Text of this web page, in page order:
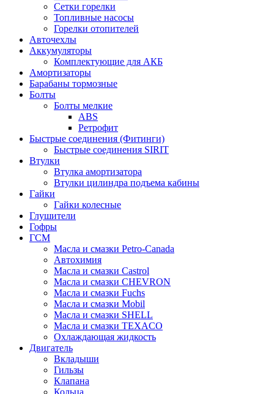
Сетки горелки
Топливные насосы
Горелки отопителей
Авточехлы
Аккумуляторы
Комплектующие для АКБ
Амортизаторы
Барабаны тормозные
Болты
Болты мелкие
ABS
Ретрофит
Быстрые соединения (Фитинги)
Быстрые соединения SIRIT
Втулки
Втулка амортизатора
Втулки цилиндра подъема кабины
Гайки
Гайки колесные
Глушители
Гофры
ГСМ
Масла и смазки Petro-Canada
Автохимия
Масла и смазки Castrol
Масла и смазки CHEVRON
Масла и смазки Fuchs
Масла и смазки Mobil
Масла и смазки SHELL
Масла и смазки TEXACO
Охлаждающая жидкость
Двигатель
Вкладыши
Гильзы
Клапана
Кольца